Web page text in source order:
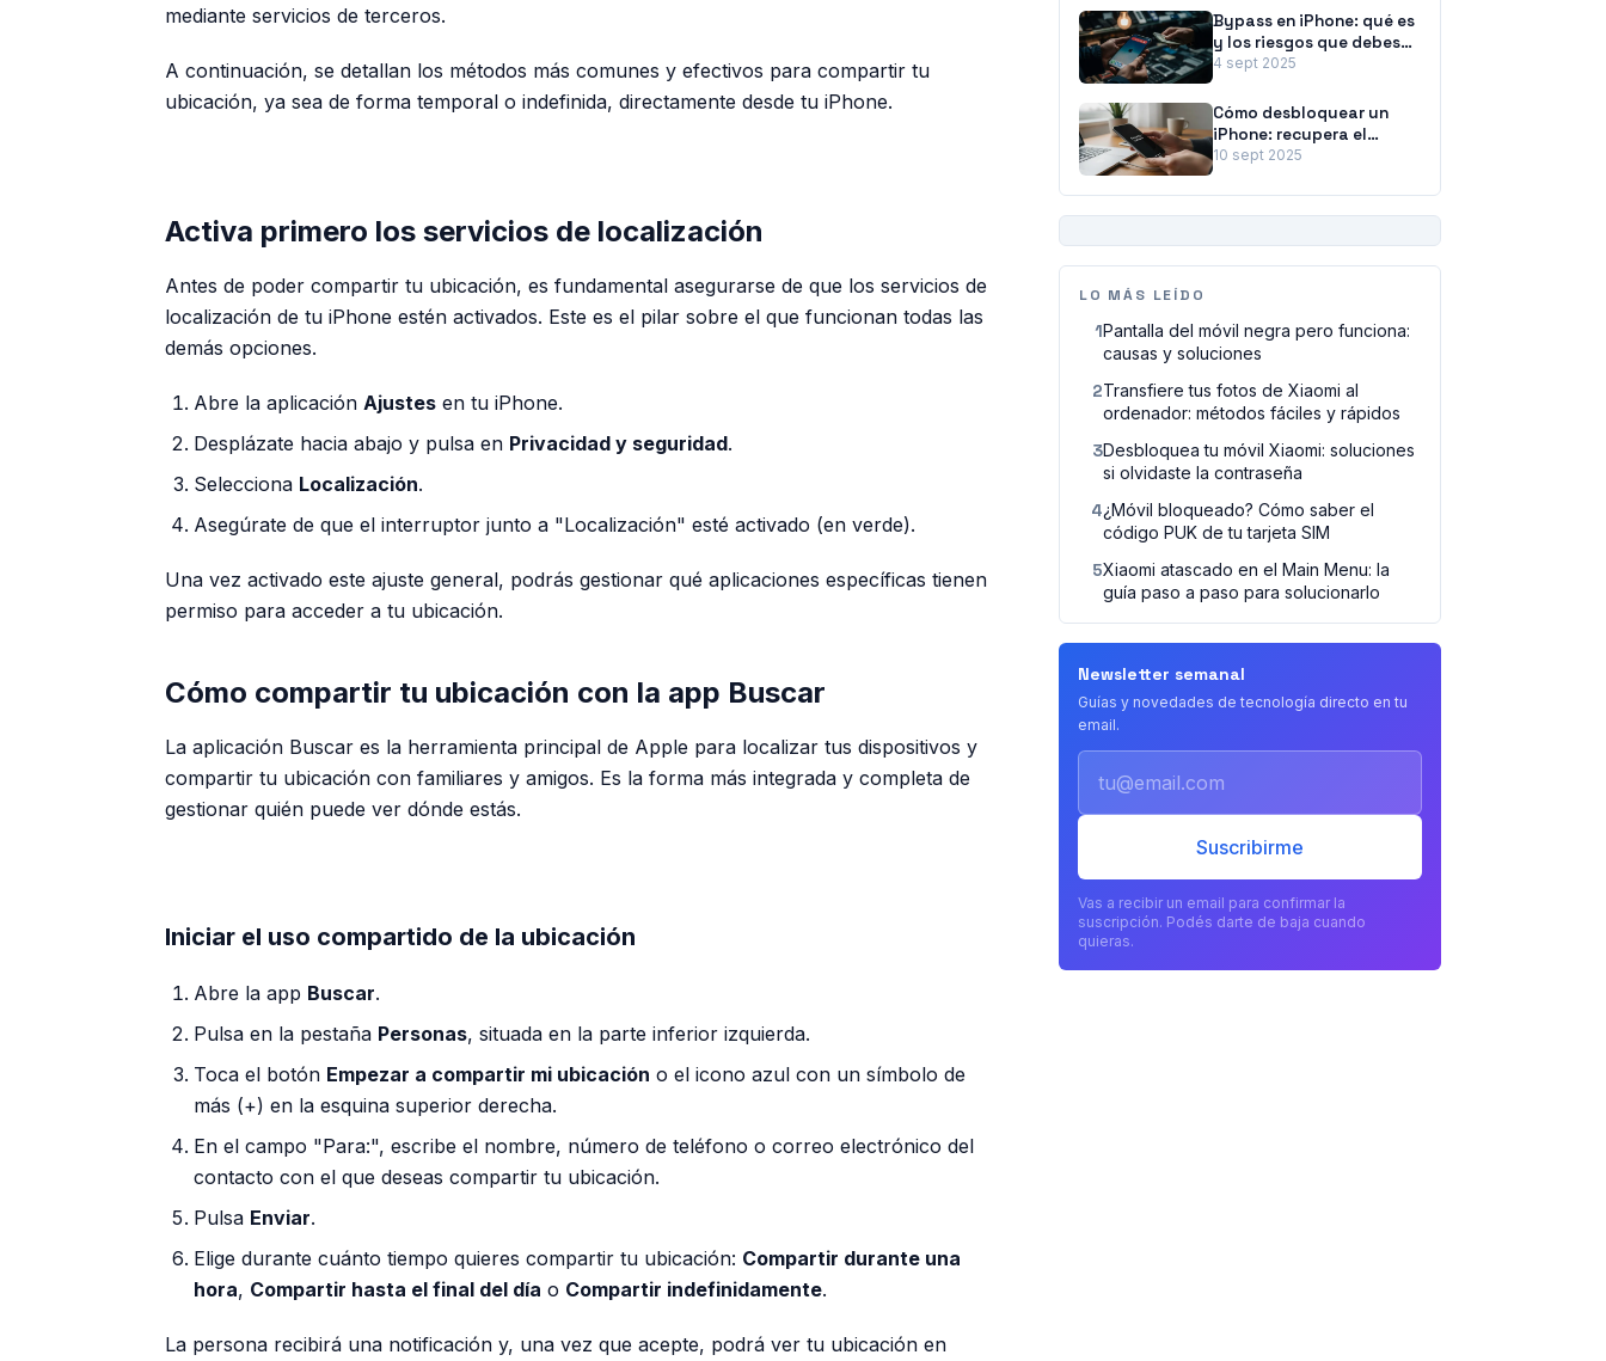
mediante servicios de terceros.
A continuación, se detallan los métodos más comunes y efectivos para compartir tu
ubicación, ya sea de forma temporal o indefinida, directamente desde tu iPhone.
Activa primero los servicios de localización
Antes de poder compartir tu ubicación, es fundamental asegurarse de que los servicios de
localización de tu iPhone estén activados. Este es el pilar sobre el que funcionan todas las
demás opciones.
Abre la aplicación Ajustes en tu iPhone.
Desplázate hacia abajo y pulsa en Privacidad y seguridad.
Selecciona Localización.
Asegúrate de que el interruptor junto a "Localización" esté activado (en verde).
Una vez activado este ajuste general, podrás gestionar qué aplicaciones específicas tienen
permiso para acceder a tu ubicación.
Cómo compartir tu ubicación con la app Buscar
La aplicación Buscar es la herramienta principal de Apple para localizar tus dispositivos y
compartir tu ubicación con familiares y amigos. Es la forma más integrada y completa de
gestionar quién puede ver dónde estás.
Iniciar el uso compartido de la ubicación
Abre la app Buscar.
Pulsa en la pestaña Personas, situada en la parte inferior izquierda.
Toca el botón Empezar a compartir mi ubicación o el icono azul con un símbolo de
más (+) en la esquina superior derecha.
En el campo "Para:", escribe el nombre, número de teléfono o correo electrónico del
contacto con el que deseas compartir tu ubicación.
Pulsa Enviar.
Elige durante cuánto tiempo quieres compartir tu ubicación: Compartir durante una
hora, Compartir hasta el final del día o Compartir indefinidamente.
La persona recibirá una notificación y, una vez que acepte, podrá ver tu ubicación en
Bypass en iPhone: qué es
y los riesgos que debes
conocer
4 sept 2025
Cómo desbloquear un
iPhone: recupera el
acceso a tu dispositivo
10 sept 2025
LO MÁS LEÍDO
1Pantalla del móvil negra pero funciona:
causas y soluciones
2Transfiere tus fotos de Xiaomi al
ordenador: métodos fáciles y rápidos
3Desbloquea tu móvil Xiaomi: soluciones
si olvidaste la contraseña
4¿Móvil bloqueado? Cómo saber el
código PUK de tu tarjeta SIM
5Xiaomi atascado en el Main Menu: la
guía paso a paso para solucionarlo
Newsletter semanal
Guías y novedades de tecnología directo en tu
email.
Suscribirme
Vas a recibir un email para confirmar la
suscripción. Podés darte de baja cuando
quieras.